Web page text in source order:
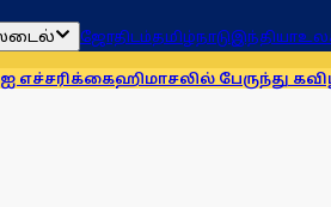
ஜோதிடம்தமிழ்நாடுஇந்தியா
ஹிமாசலில் பேருந்து கவிழ்ந்து